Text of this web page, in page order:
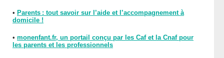
• Parents : tout savoir sur l’aide et l’accompagnement à
domicile !
• monenfant.fr, un portail conçu par les Caf et la Cnaf pour
les parents et les professionnels